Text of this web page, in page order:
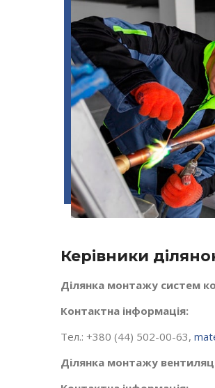
Керівники
Ділянка монтажу систем
Контактна інформація:
Тел.: +380 (44) 502-00-63,
Ділянка монтажу